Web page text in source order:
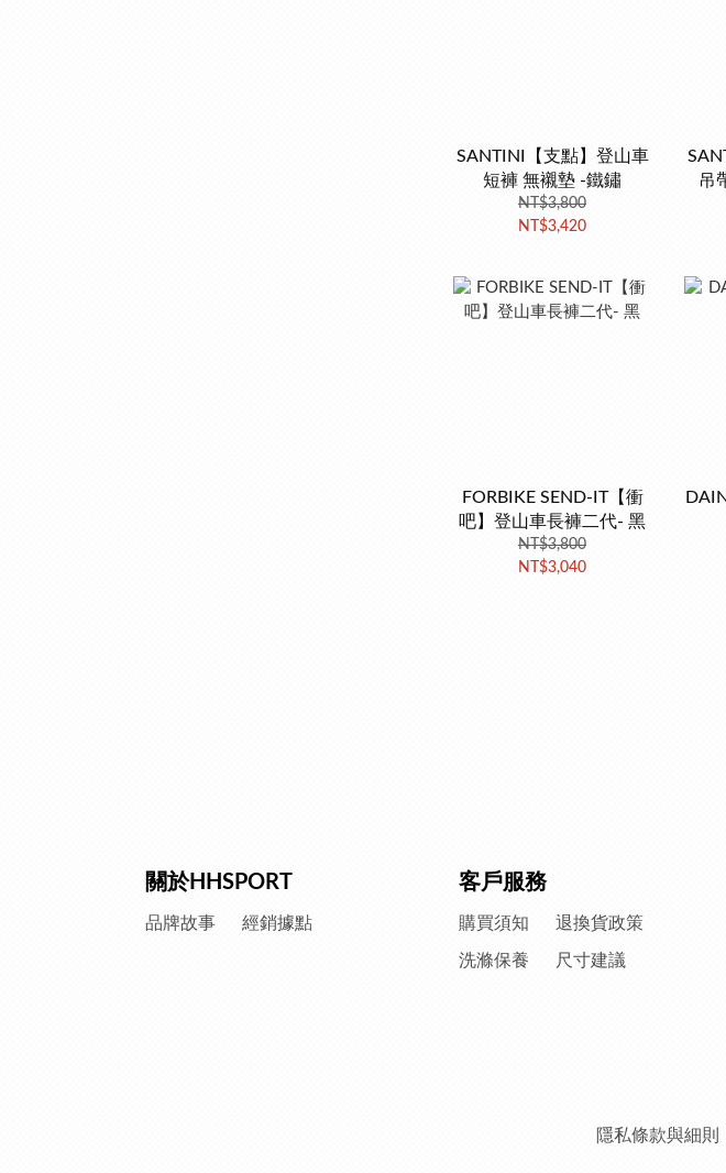
SANTINI【支點】登山車
短褲 無襯墊 -鐵鏽
NT$3,800
NT$3,420
吊
FORBIKE SEND-IT【衝
吧】登山車長褲二代- 黑
NT$3,800
NT$3,040
關於HHSPORT
品牌故事 經銷據點
客戶服務
購買須知 退換貨政策
洗滌保養 尺寸建議
隱私條款與細則